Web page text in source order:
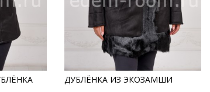
ДУБЛЁНКА ИЗ ЭКОЗАМШИ